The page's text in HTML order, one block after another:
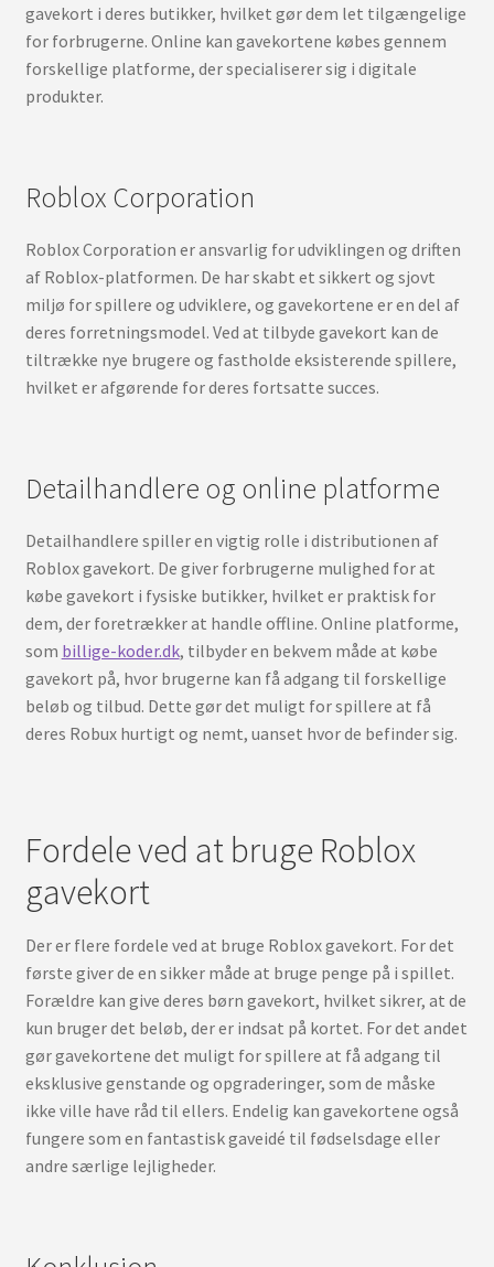
gavekort i deres butikker, hvilket gør dem let tilgængelige
for forbrugerne. Online kan gavekortene købes gennem
forskellige platforme, der specialiserer sig i digitale
produkter.
Roblox Corporation
Roblox Corporation er ansvarlig for udviklingen og driften
af Roblox-platformen. De har skabt et sikkert og sjovt
miljø for spillere og udviklere, og gavekortene er en del af
deres forretningsmodel. Ved at tilbyde gavekort kan de
tiltrække nye brugere og fastholde eksisterende spillere,
hvilket er afgørende for deres fortsatte succes.
Detailhandlere og online platforme
Detailhandlere spiller en vigtig rolle i distributionen af
Roblox gavekort. De giver forbrugerne mulighed for at
købe gavekort i fysiske butikker, hvilket er praktisk for
dem, der foretrækker at handle offline. Online platforme,
som billige-koder.dk, tilbyder en bekvem måde at købe
gavekort på, hvor brugerne kan få adgang til forskellige
beløb og tilbud. Dette gør det muligt for spillere at få
deres Robux hurtigt og nemt, uanset hvor de befinder sig.
Fordele ved at bruge Roblox
gavekort
Der er flere fordele ved at bruge Roblox gavekort. For det
første giver de en sikker måde at bruge penge på i spillet.
Forældre kan give deres børn gavekort, hvilket sikrer, at de
kun bruger det beløb, der er indsat på kortet. For det andet
gør gavekortene det muligt for spillere at få adgang til
eksklusive genstande og opgraderinger, som de måske
ikke ville have råd til ellers. Endelig kan gavekortene også
fungere som en fantastisk gaveidé til fødselsdage eller
andre særlige lejligheder.